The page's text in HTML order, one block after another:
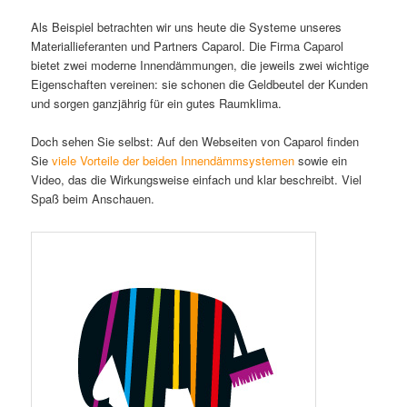
Als Beispiel betrachten wir uns heute die Systeme unseres
Materiallieferanten und Partners Caparol. Die Firma Caparol
bietet zwei moderne Innendämmungen, die jeweils zwei wichtige
Eigenschaften vereinen: sie schonen die Geldbeutel der Kunden
und sorgen ganzjährig für ein gutes Raumklima.
Doch sehen Sie selbst: Auf den Webseiten von Caparol finden
Sieviele Vorteile der beiden Innendämmsystemen sowie ein
Video, das die Wirkungsweise einfach und klar beschreibt. Viel
Spaß beim Anschauen.